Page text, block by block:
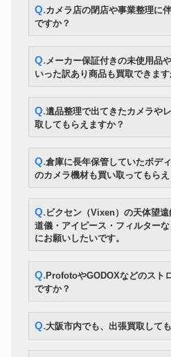
Q.カメラ店の閉店や事業整理に伴う大量の在庫も買取可能
ですか？
Q.メーカー保証付きの未使用品や展示品・開封済み商品と
いった訳あり商品も買取できます
Q.遺品整理で出てきたカメラやレンズをまとめて査定・買
取してもらえますか？
Q.倉庫に長年保管していたボディ・レンズ・三脚など大量
のカメラ機材も買い取ってもらえ
Q.ビクセン（Vixen）の天体望遠鏡や買取可能ですか？赤
道儀・アイピース・フィルター
にお願いしたいです。
Q.ProfotoやGODOXなどのストロボや照明機材も買取可能
ですか？
Q.大阪市内でも、出張買取して